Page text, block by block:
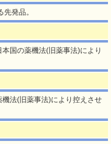
発品。
国の薬機法(旧薬事法)により
法(旧薬事法)により控えさせ